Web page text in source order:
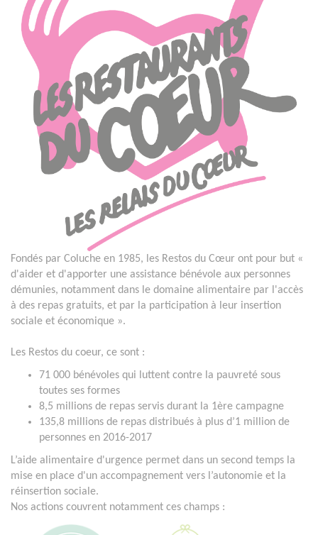
Fondés par Coluche en 1985, les Restos du Cœur ont pour but «
d'aider et d'apporter une assistance bénévole aux personnes
démunies, notamment dans le domaine alimentaire par l'accès
à des repas gratuits, et par la participation à leur insertion
sociale et économique ».
Les Restos du coeur, ce sont :
71 000 bénévoles qui luttent contre la pauvreté sous
toutes ses formes
8,5 millions de repas servis durant la 1ère campagne
135,8 millions de repas distribués à plus d’1 million de
personnes en 2016-2017
L’aide alimentaire d'urgence permet dans un second temps la
mise en place d'un accompagnement vers l’autonomie et la
réinsertion sociale.
Nos actions couvrent notamment ces champs :